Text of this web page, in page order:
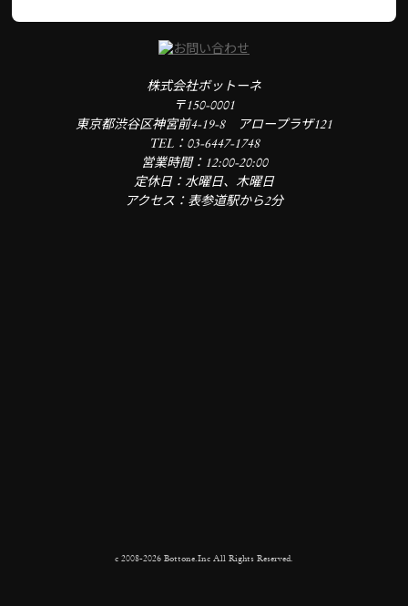
株式会社ボットーネ
〒150-0001
東京都渋谷区神宮前4-19-8 アロープラザ121
TEL：03-6447-1748
営業時間：12:00-20:00
定休日：水曜日、木曜日
アクセス：表参道駅から2分
c 2008-2026 Bottone.Inc All Rights Reserved.